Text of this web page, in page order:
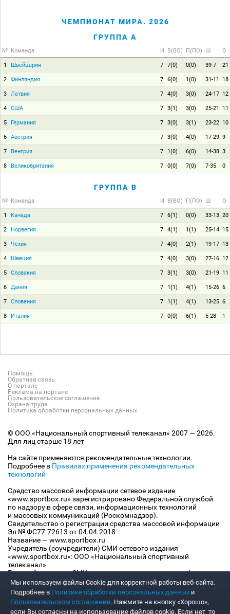
ЧЕМПИОНАТ МИРА. 2026
ГРУППА A
№ Команда И В(ВО) П(ПО) Ш О
1 Швейцария 7 7(0) 0(0) 39-7 21
2 Финляндия 7 6(0) 1(0) 31-11 18
3 Латвия 7 4(0) 3(0) 24-17 12
4 США 7 3(1) 3(0) 25-21 11
5 Германия 7 3(0) 3(1) 23-22 10
6 Австрия 7 3(0) 4(0) 17-29 9
7 Венгрия 7 1(0) 6(0) 14-38 3
8 Великобритания 7 0(0) 7(0) 7-35 0
ГРУППА B
№ Команда И В(ВО) П(ПО) Ш О
1 Канада 7 6(1) 0(0) 33-13 20
2 Норвегия 7 4(1) 1(1) 25-14 15
3 Чехия 7 4(0) 2(1) 19-17 13
4 Швеция 7 4(0) 3(0) 27-16 12
5 Словакия 7 3(1) 3(0) 21-19 11
6 Дания 7 1(1) 4(1) 15-26 6
7 Словения 7 1(1) 4(1) 13-25 6
8 Италия 7 0(0) 6(1) 5-28 1
Помощь
Обратная связь
О портале
Реклама на портале
Пользовательское соглашение
Охрана труда
Политика обработки персональных данных
© ООО «Национальный спортивный телеканал» 2007 — 2026.
Для лиц старше 18 лет
На сайте применяются рекомендательные технологии.
Подробнее в Правилах применения рекомендательных
технологий
Средство массовой информации сетевое издание
«www.sportbox.ru» зарегистрировано Федеральной службой
по надзору в сфере связи, информационных технологий
и массовых коммуникаций (Роскомнадзор).
Свидетельство о регистрации средства массовой информации
Эл № ФС77-72613 от 04.04.2018
Название — www.sportbox.ru
Учредитель (соучредители) СМИ сетевого издания
«www.sportbox.ru»: ООО «Национальный спортивный
телеканал»
Главный редактор СМИ сетевого издания «www.sportbox.ru»:
Конов В.А.
Номер телефона редакции СМИ сетевого издания
«www.sportbox.ru»: +7 (495) 653 8419
Адрес электронной почты редакции СМИ сетевого издания
Мы используем файлы Сookie для корректной работы веб-сайта.
Подробнее в Политике обработки персональных данных и
Пользовательском соглашении. Нажмите на кнопку «Хорошо»,
если Вы согласны на использование файлов cookie. Если нет, то